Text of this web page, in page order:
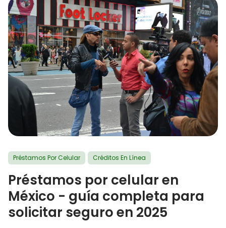
Préstamos Por Celular Créditos En Línea
Préstamos por celular en
México - guía completa para
solicitar seguro en 2025